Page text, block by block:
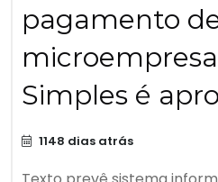
pagamento
Simples é
1148 dias atrás